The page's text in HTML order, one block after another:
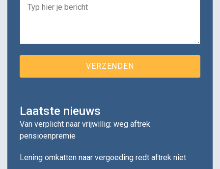
Laatste nieuws
Van verplicht naar vrijwillig: weg aftrek
pensioenpremie
Lening omkatten naar vergoeding redt aftrek niet